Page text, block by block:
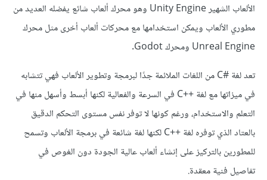
الألعاب الشهير Unity Engine وهو محرك ألعاب شائع يفضله العديد من
مطوري الألعاب ويمكن استخدامها مع محركات ألعاب أخرى مثل محرك
Unreal Engine ومحرك Godot.
تعد لغة C#‎ من اللغات الملائمة جدًا لبرمجة وتطوير الألعاب فهي تتشابه
في ميزاتها مع لغة C++‎ في السرعة والفعالية لكنها أبسط وأسهل منها في
التعلم والاستخدام، ورغم كونها لا توفر نفس مستوى التحكم الدقيق
بالعتاد الذي توفره لغة C++‎ لكنها لغة شائعة في برمجة الألعاب وتسمح
للمطورين بالتركيز على إنشاء ألعاب عالية الجودة دون الغوص في
تفاصيل فنية معقدة.